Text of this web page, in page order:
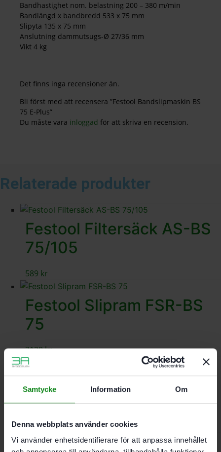
Samtycke Information Om
Denna webbplats använder cookies
Vi använder enhetsidentifierare för att anpassa innehållet
Bandhastighet nom. belastning 200 – 380 m/min
Bandlängd x bandbredd 533 x 75 mm
Slipyta 135 x 75 mm
Anslutning dammutsugs-Ø 27/36 mm
Vikt 4 kg
Det finns inga recensioner än.
Bli först med att recensera ”Festool Bandslipmaskin BS
75 E-Plus”
Du måste vara inloggad för att skriva en recension.
Relaterade produkter
Festool Filtersäck AS-BS
75/105
589 kr
Festool Slipram FSR-BS
75
3128kr
Festool Slipunderlägg
SU/GG-BS 75
269kr